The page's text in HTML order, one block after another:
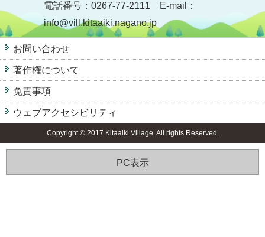
電話番号：0267-77-2111 E-mail：
info@vill.kitaaiki.nagano.jp
お問い合わせ
著作権について
免責事項
ウェブアクセシビリティ
Copyright © 2017 Kitaaiki Village. All rights Reserved.
PC表示